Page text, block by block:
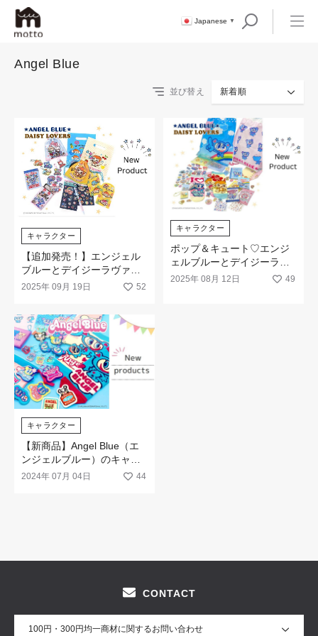
Japanese ▼
Angel Blue
並び替え 新着順
キャラクター
【追加発売！】エンジェル
ブルーとデイジーラヴァー
ズの新商品が追加で登場！
2025年 09月 19日 52
キャラクター
ポップ＆キュート♡エンジ
ェルブルーとデイジーラヴ
ァーズの新商品が新発売！
2025年 08月 12日 49
キャラクター
【新商品】Angel Blue（エ
ンジェルブルー）のキャラ
クターグッズが新発売☆
2024年 07月 04日 44
CONTACT
100円・300円均一商材に関するお問い合わせ